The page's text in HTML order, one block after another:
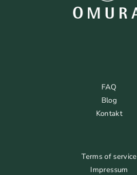
FAQ
Blog
Kontakt
Terms of service
Impressum